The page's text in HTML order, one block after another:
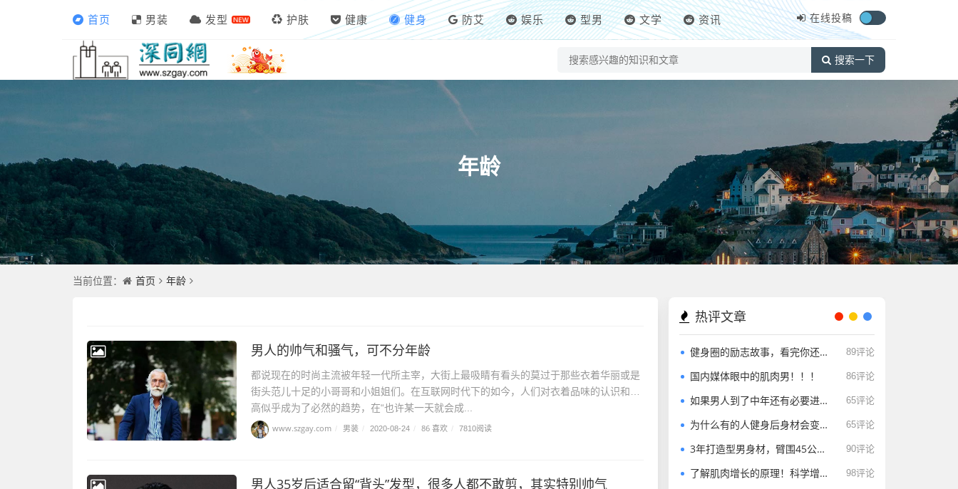
首页 男装 发型 护肤 健康 健身 防艾 娱乐 型男 文学 资讯 在线投稿
搜索一下
年龄
当前位置： 首页 年龄
男人的帅气和骚气，可不分年龄
都说现在的时尚主流被年轻一代所主宰，大街上最吸睛有看头的莫过于那些衣着华丽或是
街头范儿十足的小哥哥和小姐姐们。在互联网时代下的如今，人们对衣着品味的认识和提
高似乎成为了必然的趋势，在“也许某一天就会成...
www.szgay.com / 男装 / 2020-08-24 / 86 喜欢 / 7810阅读
男人35岁后适合留“背头”发型，很多人都不敢剪，其实特别帅气
热评文章
健身圈的励志故事，看完你还没动力健身吗？ 89评论
国内媒体眼中的肌肉男！！！ 86评论
如果男人到了中年还有必要进行增肌训练吗？ 65评论
为什么有的人健身后身材会变瘦，有的人健身后却越来越“胖”？ 65评论
3年打造型男身材，臂围45公分，太强悍了 90评论
了解肌肉增长的原理！科学增强充血感，增肌更高效 98评论